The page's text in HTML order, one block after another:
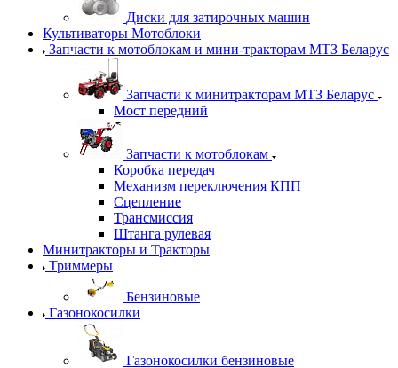
Диски для затирочных машин
Культиваторы Мотоблоки
Запчасти к мотоблокам и мини-тракторам МТЗ Беларус
Запчасти к минитракторам МТЗ Беларус
Мост передний
Запчасти к мотоблокам
Коробка передач
Механизм переключения КПП
Сцепление
Трансмиссия
Штанга рулевая
Минитракторы и Тракторы
Триммеры
Бензиновые
Газонокосилки
Газонокосилки бензиновые